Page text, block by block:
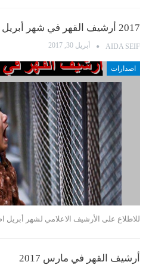
2017 أرشيف القهر في شهر أبريل
AIDA SEIF أبريل 30, 2017
اصدارات
للاطلاع على الأرشيف الاعلامي لشهر أبريل
أرشيف القهر في مارس 2017